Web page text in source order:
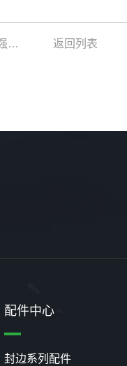
返回列表
配件中心
封边系列配件